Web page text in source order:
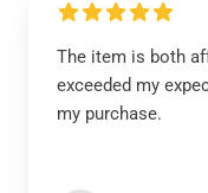
The item is both
exceeded my
my purchase.